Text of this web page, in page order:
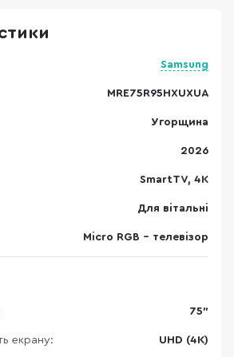
Samsung
MRE75R95HXUXUA
Угорщина
2026
SmartTV, 4K
Для вітальні
Micro RGB - телевізор
75"
екрану: UHD (4K)